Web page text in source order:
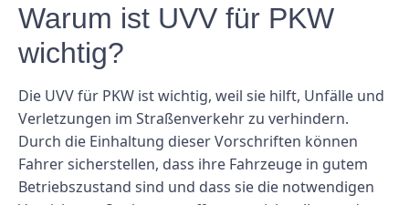
Warum ist UVV für PKW
wichtig?
Die UVV für PKW ist wichtig, weil sie hilft, Unfälle und
Verletzungen im Straßenverkehr zu verhindern.
Durch die Einhaltung dieser Vorschriften können
Fahrer sicherstellen, dass ihre Fahrzeuge in gutem
Betriebszustand sind und dass sie die notwendigen